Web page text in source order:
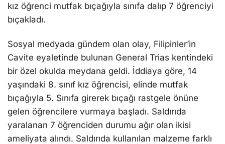
kız öğrenci mutfak bıçağıyla sınıfa dalıp 7 öğrenciyi
bıçakladı.
Sosyal medyada gündem olan olay, Filipinler’in
Cavite eyaletinde bulunan General Trias kentindeki
bir özel okulda meydana geldi. İddiaya göre, 14
yaşındaki 8. sınıf kız öğrencisi, elinde mutfak
bıçağıyla 5. Sınıfa girerek bıçağı rastgele önüne
gelen öğrencilere vurmaya başladı. Saldırıda
yaralanan 7 öğrenciden durumu ağır olan ikisi
ameliyata alındı. Saldırıda kullanılan malzeme farklı